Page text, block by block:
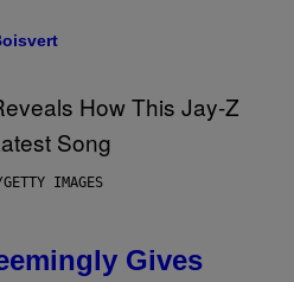
IMAGES
Gives